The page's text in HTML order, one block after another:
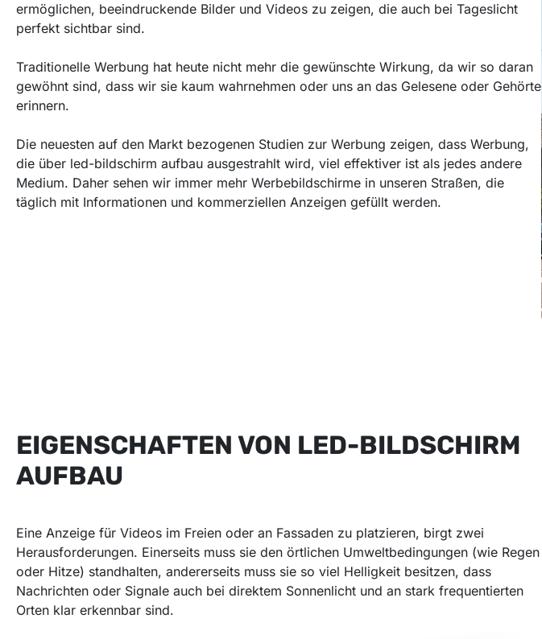
ermöglichen, beeindruckende Bilder und Videos zu zeigen, die auch bei Tageslicht
perfekt sichtbar sind.
Traditionelle Werbung hat heute nicht mehr die gewünschte Wirkung, da wir so daran
gewöhnt sind, dass wir sie kaum wahrnehmen oder uns an das Gelesene oder Gehörte
erinnern.
Die neuesten auf den Markt bezogenen Studien zur Werbung zeigen, dass Werbung,
die über led-bildschirm aufbau ausgestrahlt wird, viel effektiver ist als jedes andere
Medium. Daher sehen wir immer mehr Werbebildschirme in unseren Straßen, die
täglich mit Informationen und kommerziellen Anzeigen gefüllt werden.
EIGENSCHAFTEN VON LED-BILDSCHIRM
AUFBAU
Eine Anzeige für Videos im Freien oder an Fassaden zu platzieren, birgt zwei
Herausforderungen. Einerseits muss sie den örtlichen Umweltbedingungen (wie Regen
oder Hitze) standhalten, andererseits muss sie so viel Helligkeit besitzen, dass
Nachrichten oder Signale auch bei direktem Sonnenlicht und an stark frequentierten
Orten klar erkennbar sind.